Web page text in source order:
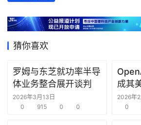
产
经
数
研
选
猜你喜欢
罗姆与东芝就功率半导
体业务整合展开谈判
2026年3月13日
0
915 0 0
成其
究中
2026年2
0